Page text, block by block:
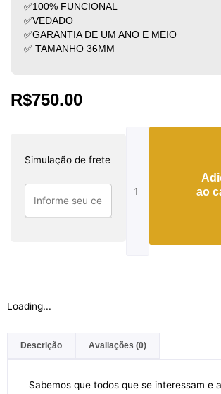
✅100% FUNCIONAL
✅VEDADO
✅GARANTIA DE UM ANO E MEIO
✅ TAMANHO 36MM
R$750.00
Simulação de frete
quantidade
ao
Loading...
Descrição Avaliações (0)
Sabemos que todos que se interessam e